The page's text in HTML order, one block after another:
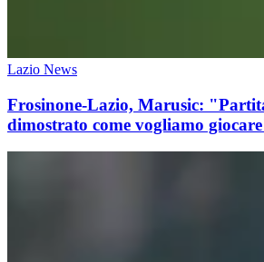
Lazio News
Frosinone-Lazio, Marusic:
dimostrato come vogliamo